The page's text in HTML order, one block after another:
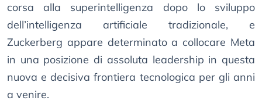
corsa alla superintelligenza dopo lo sviluppo
dell’intelligenza artificiale tradizionale, e
Zuckerberg appare determinato a collocare Meta
in una posizione di assoluta leadership in questa
nuova e decisiva frontiera tecnologica per gli anni
a venire.